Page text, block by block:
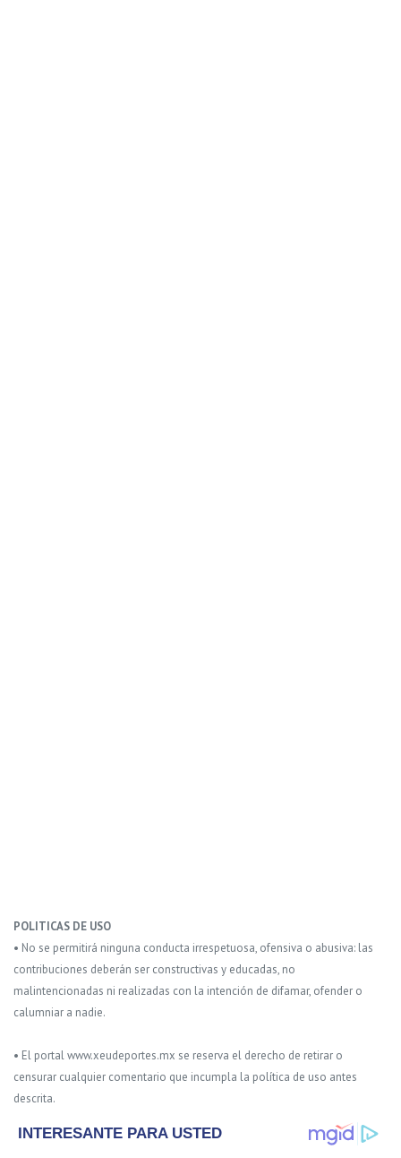
POLITICAS DE USO
• No se permitirá ninguna conducta irrespetuosa, ofensiva o abusiva: las
contribuciones deberán ser constructivas y educadas, no
malintencionadas ni realizadas con la intención de difamar, ofender o
calumniar a nadie.
• El portal www.xeudeportes.mx se reserva el derecho de retirar o
censurar cualquier comentario que incumpla la política de uso antes
descrita.